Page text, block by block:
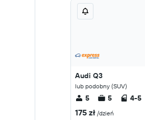
Audi Q3
lub podobny (SUV)
5 5 4-5
175 zł /dzień